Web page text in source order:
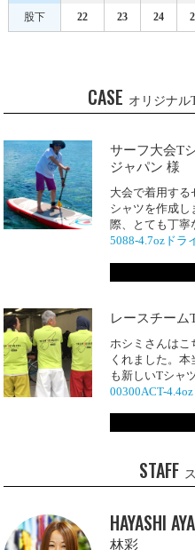
股下 22 23 24
CASE オリジナル
サーフ大会T
ジャパン 様
大会で着用する
シャツを作成し
際、とても丁寧
5088-4.7ozドラ
レースチーム
ホシミさんはこ
くれました。
も新しいTシャ
00300ACT-
STAFF
HAYASHI AYA
林彩